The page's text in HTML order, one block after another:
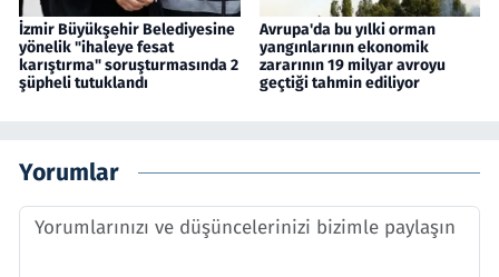
İzmir Büyükşehir Belediyesine
yönelik "ihaleye fesat
karıştırma" soruşturmasında 2
şüpheli tutuklandı
Avrupa'da bu yılki orman
yangınlarının ekonomik
zararının 19 milyar avroyu
geçtiği tahmin ediliyor
Yorumlar